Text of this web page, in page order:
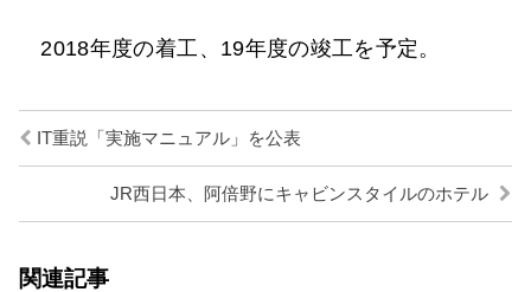
2018年度の着工、19年度の竣工を予定。
IT重説「実施マニュアル」を公表
JR西日本、阿倍野にキャビンスタイルのホテル
関連記事